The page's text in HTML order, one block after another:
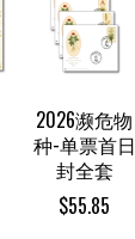
2026濒危物
种-单票首日
封全套
$55.85